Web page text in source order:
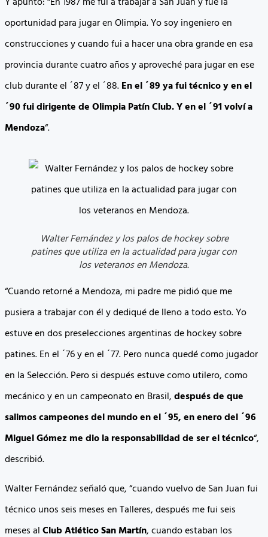
oportunidad para jugar en Olimpia. Yo soy ingeniero en
construcciones y cuando fui a hacer una obra grande en esa
provincia durante cuatro años y aproveché para jugar en ese
club durante el ´87 y el ´88.En el ´89 ya fui técnico y en el
´90 fui dirigente de Olimpia Patín Club. Y en el ´91 volví a
Mendoza“.
Walter Fernández y los palos de hockey sobre
patines que utiliza en la actualidad para jugar con
los veteranos en Mendoza.
“Cuando retorné a Mendoza, mi padre me pidió que me
pusiera a trabajar con él y dediqué de lleno a todo esto. Yo
estuve en dos preselecciones argentinas de hockey sobre
patines. En el ´76 y en el ´77. Pero nunca quedé como jugador
en la Selección. Pero si después estuve como utilero, como
mecánico y en un campeonato en Brasil,después de que
salimos campeones del mundo en el ´95, en enero del ´96
Miguel Gómez me dio la responsabilidad de ser el técnico“,
describió.
Walter Fernández señaló que, “cuando vuelvo de San Juan fui
técnico unos seis meses en Talleres, después me fui seis
meses alClub Atlético San Martín, cuando estaban los